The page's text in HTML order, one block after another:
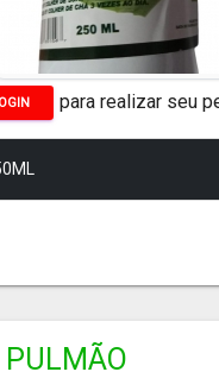
para realizar seu
PULMÃO